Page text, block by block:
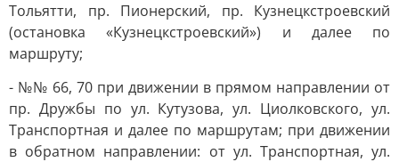
Тольятти, пр. Пионерский, пр. Кузнецкстроевский
(остановка «Кузнецкстроевский») и далее по
маршруту;
- №№ 66, 70 при движении в прямом направлении от
пр. Дружбы по ул. Кутузова, ул. Циолковского, ул.
Транспортная и далее по маршрутам; при движении
в обратном направлении: от ул. Транспортная, ул.